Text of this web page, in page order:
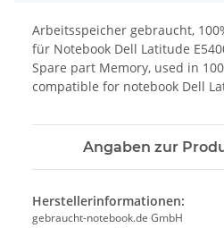
Arbeitsspeicher gebraucht,
für Notebook Dell Latitude
Spare part Memory, used in
compatible for notebook Dell
Angaben zur
Herstellerinformationen:
gebraucht-notebook.de GmbH